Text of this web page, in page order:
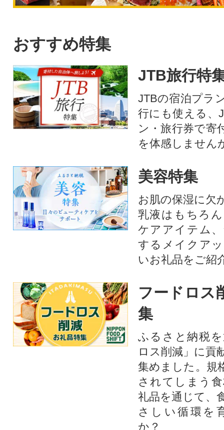
おすすめ特集
JTB旅行特
JTBの宿泊プラ
行にも使える、
ン・旅行券で寄
を体感しません
美容特集
お肌の保湿に欠
乳液はもちろ
ケアアイテム
するメイクア
いお礼品をご紹
フードロス
集
ふるさと納税
ロス削減」に貢
集めました。規
されてしまう
礼品を通じて、
さしい循環を
か？​